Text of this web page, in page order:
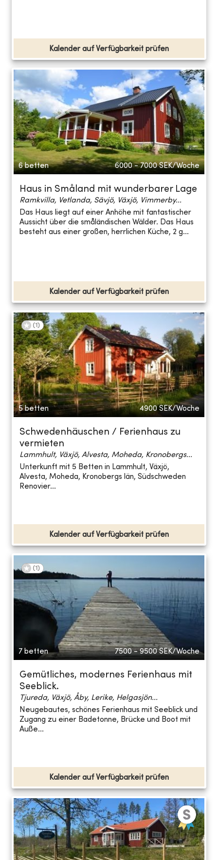
Kalender auf Verfügbarkeit prüfen
6 betten 6000 - 7000 SEK/Woche
Haus in Småland mit wunderbarer Lage
Ramkvilla, Vetlanda, Sävjö, Växjö, Vimmerby...
Das Haus liegt auf einer Anhöhe mit fantastischer
Aussicht über die småländischen Wälder. Das Haus
besteht aus einer großen, herrlichen Küche, 2 g...
Kalender auf Verfügbarkeit prüfen
(1 )
5 betten 4900 SEK/Woche
Schwedenhäuschen / Ferienhaus zu
vermieten
Lammhult, Växjö, Alvesta, Moheda, Kronobergs...
Unterkunft mit 5 Betten in Lammhult, Växjö,
Alvesta, Moheda, Kronobergs län, Südschweden
Renovier...
Kalender auf Verfügbarkeit prüfen
(1 )
7 betten 7500 - 9500 SEK/Woche
Gemütliches, modernes Ferienhaus mit
Seeblick.
Tjureda, Växjö, Åby, Lerike, Helgasjön...
Neugebautes, schönes Ferienhaus mit Seeblick und
Zugang zu einer Badetonne, Brücke und Boot mit
Auße...
Kalender auf Verfügbarkeit prüfen